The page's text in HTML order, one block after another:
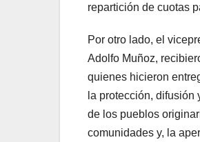
repartición de cuotas
Por otro lado, el
Adolfo Muñoz,
quienes hicieron
la protección,
de los pueblos
comunidades y, la